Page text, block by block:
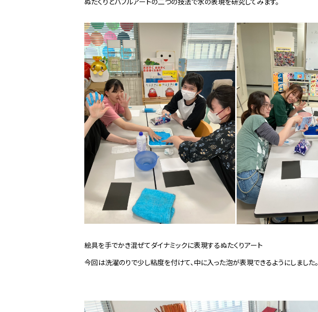
絵具を手でかき混ぜてダイナミックに表現するぬたくりアート
今回は洗濯のりで少し粘度を付けて、中に入った泡が表現できるようにしました。